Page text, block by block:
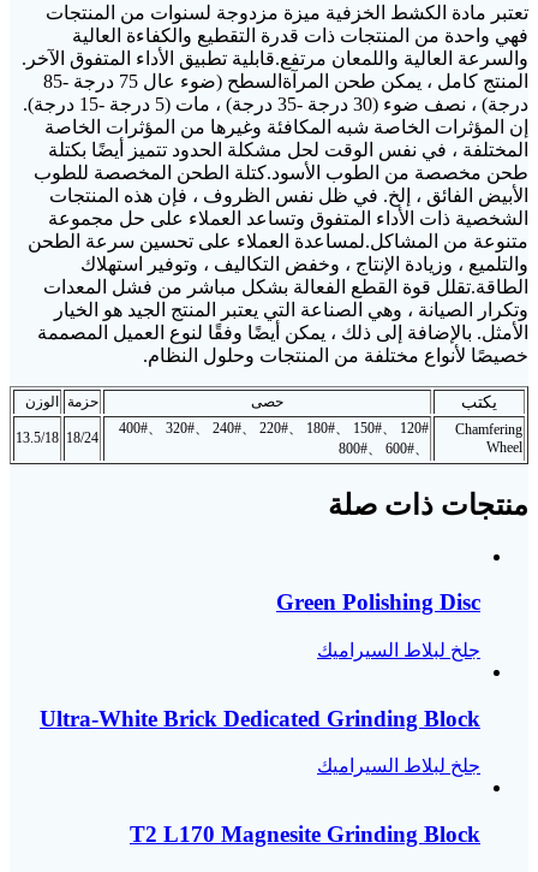
تعتبر مادة الكشط الخزفية ميزة مزدوجة لسنوات من المنتجات
فهي واحدة من المنتجات ذات قدرة التقطيع والكفاءة العالية
والسرعة العالية واللمعان مرتفع.قابلية تطبيق الأداء المتفوق الآخر.
المنتج كامل ، يمكن طحن المرآةالسطح (ضوء عال 75 درجة -85
درجة) ، نصف ضوء (30 درجة -35 درجة) ، مات (5 درجة -15 درجة).
إن المؤثرات الخاصة شبه المكافئة وغيرها من المؤثرات الخاصة
المختلفة ، في نفس الوقت لحل مشكلة الحدود تتميز أيضًا بكتلة
طحن مخصصة من الطوب الأسود.كتلة الطحن المخصصة للطوب
الأبيض الفائق ، إلخ. في ظل نفس الظروف ، فإن هذه المنتجات
الشخصية ذات الأداء المتفوق وتساعد العملاء على حل مجموعة
متنوعة من المشاكل.لمساعدة العملاء على تحسين سرعة الطحن
والتلميع ، وزيادة الإنتاج ، وخفض التكاليف ، وتوفير استهلاك
الطاقة.تقلل قوة القطع الفعالة بشكل مباشر من فشل المعدات
وتكرار الصيانة ، وهي الصناعة التي يعتبر المنتج الجيد هو الخيار
الأمثل. بالإضافة إلى ذلك ، يمكن أيضًا وفقًا لنوع العميل المصممة
خصيصًا لأنواع مختلفة من المنتجات وحلول النظام.
يكتب حصى حزمة الوزن
Chamfering
Wheel
120# 、150# 、180# 、220# 、240# 、320# 、400#
18/24
13.5/18
منتجات ذات صلة
Green Polishing Disc
جلخ لبلاط السيراميك
Ultra-White Brick Dedicated Grinding Block
جلخ لبلاط السيراميك
T2 L170 Magnesite Grinding Block